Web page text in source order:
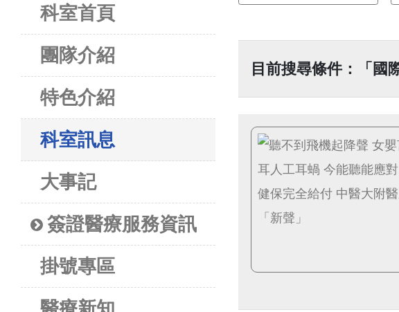
科室首頁
團隊介紹
特色介紹
科室訊息
大事記
簽證醫療服務資訊
掛號專區
目前搜尋條件：「國